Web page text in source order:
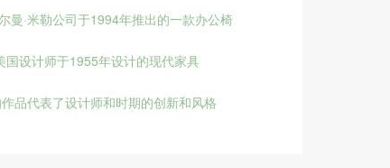
曼·米勒公司于1994年推出的一款办公椅
国设计师于1955年设计的现代家具
品代表了设计师和时期的创新和风格